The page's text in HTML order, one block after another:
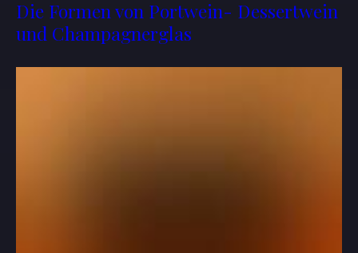
Die Formen von Portwein- Dessertwein
und Champagnerglas